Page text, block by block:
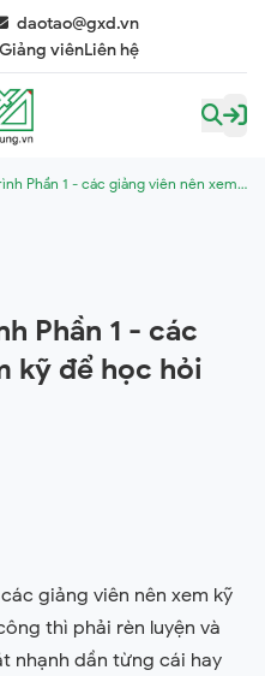
daotao@gxd.vn
viênLiên hệ
Phần 1 - các giảng viên nên xem
Phần 1 - các
kỹ để học hỏi
giảng viên nên xem kỹ
thì phải rèn luyện và
nhạnh dần từng cái hay